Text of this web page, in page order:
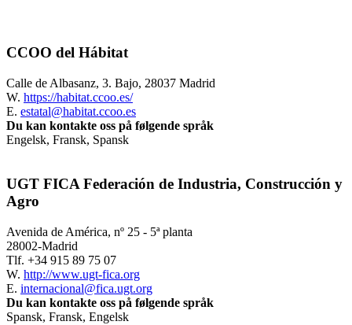
CCOO del Hábitat
Calle de Albasanz, 3. Bajo, 28037 Madrid
W. https://habitat.ccoo.es/
E. estatal@habitat.ccoo.es
Du kan kontakte oss på følgende språk
Engelsk, Fransk, Spansk
UGT FICA Federación de Industria, Construcción y
Agro
Avenida de América, nº 25 - 5ª planta
28002-Madrid
Tlf. +34 915 89 75 07
W. http://www.ugt-fica.org
E. internacional@fica.ugt.org
Du kan kontakte oss på følgende språk
Spansk, Fransk, Engelsk